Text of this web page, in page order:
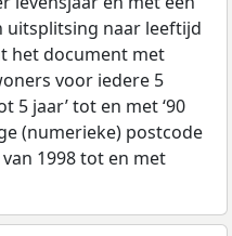
uitsplitsing naar leeftijd
het document met
voor iedere 5
5 jaar’ tot en met ‘90
(numerieke) postcode
1998 tot en met